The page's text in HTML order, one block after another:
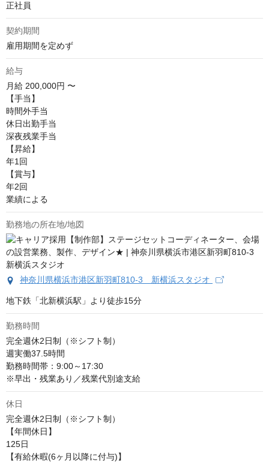
正社員
契約期間
雇用期間を定めず
給与
月給 200,000円 〜
【手当】
時間外手当
休日出勤手当
深夜残業手当
【昇給】
年1回
【賞与】
年2回
業績による
勤務地の所在地/地図
神奈川県横浜市港区新羽町810-3 新横浜スタジオ
地下鉄「北新横浜駅」より徒歩15分
勤務時間
完全週休2日制（※シフト制）
週実働37.5時間
勤務時間帯：9:00～17:30
※早出・残業あり／残業代別途支給
休日
完全週休2日制（※シフト制）
【年間休日】
125日
【有給休暇(6ヶ月以降に付与)】